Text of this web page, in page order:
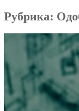
Рубрика: